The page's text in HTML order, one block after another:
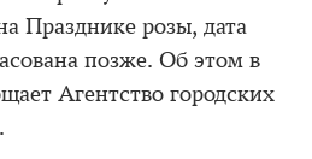
Празднике розы, дата
позже. Об этом в
Агентство городских
.